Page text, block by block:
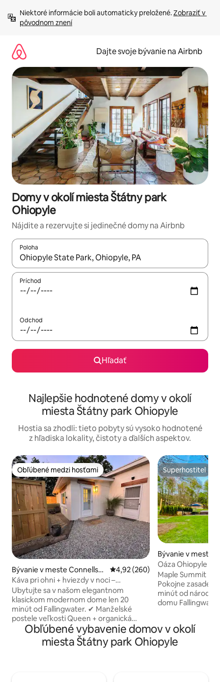
obsah.
Niektoré informácie boli automaticky preložené. Zobraziť v
pôvodnom znení
Dajte svoje bývanie na Airbnb
Domy v okolí miesta Štátny park
Ohiopyle
Nájdite a rezervujte si jedinečné domy na Airbnb
Poloha
Keď budú výsledky k dispozícii, môžete si ich prechádzať
Príchod
Odchod
Hľadať
Najlepšie hodnotené domy v okolí
miesta Štátny park Ohiopyle
Hostia sa zhodli: tieto pobyty sú vysoko hodnotené
z hľadiska lokality, čistoty a ďalších aspektov.
Obľúbené medzi hosťami
Obľúbené medzi hosťami
Bývanie v meste Connellsvil
le
Priemerné ohodnotenie 4,92 z
4,92 (260)
Káva pri ohni + hviezdy v noci –
apartmán Vintage
Ubytujte sa v našom elegantnom
klasickom modernom dome len 20
minút od Fallingwater. ✔ Manželské
postele veľkosti Queen + organická
posteľná bielizeň, upratané prírodnými
čistiacimi prostriedkami pre váš
NAJLEPŠÍ odpočinok bez boja s
Superhostiteľ
Superhostiteľ
Bývanie v meste
Maple Summit
Pokojne
minút od
domu
6-miestnu vírivku,
spálne. Hlavná
posteľ a vlastnú
Obľúbené vybavenie domov v okolí
miesta Štátny park Ohiopyle